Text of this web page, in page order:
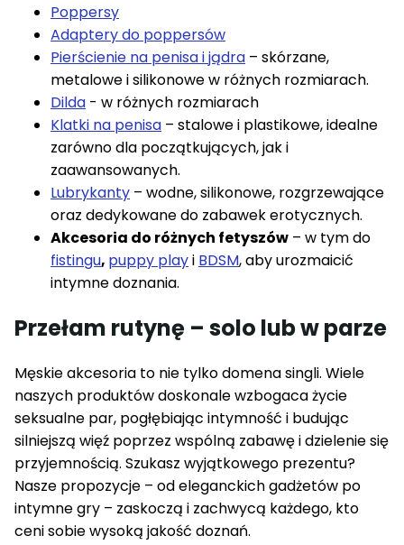
Poppersy
Adaptery do poppersów
Pierścienie na penisa i jądra – skórzane,
metalowe i silikonowe w różnych rozmiarach.
Dilda - w różnych rozmiarach
Klatki na penisa – stalowe i plastikowe, idealne
zarówno dla początkujących, jak i
zaawansowanych.
Lubrykanty – wodne, silikonowe, rozgrzewające
oraz dedykowane do zabawek erotycznych.
Akcesoria do różnych fetyszów – w tym do
fistingu, puppy playi BDSM, aby urozmaicić
intymne doznania.
Przełam rutynę – solo lub w parze
Męskie akcesoria to nie tylko domena singli. Wiele
naszych produktów doskonale wzbogaca życie
seksualne par, pogłębiając intymność i budując
silniejszą więź poprzez wspólną zabawę i dzielenie się
przyjemnością. Szukasz wyjątkowego prezentu?
Nasze propozycje – od eleganckich gadżetów po
intymne gry – zaskoczą i zachwycą każdego, kto
ceni sobie wysoką jakość doznań.